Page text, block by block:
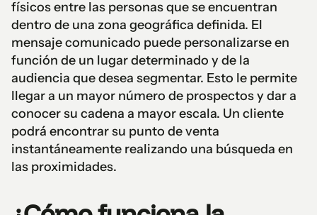
físicos entre las personas que se encuentran
dentro de una zona geográfica definida. El
mensaje comunicado puede personalizarse en
función de un lugar determinado y de la
audiencia que desea segmentar. Esto le permite
llegar a un mayor número de prospectos y dar a
conocer su cadena a mayor escala. Un cliente
podrá encontrar su punto de venta
instantáneamente realizando una búsqueda en
las proximidades.